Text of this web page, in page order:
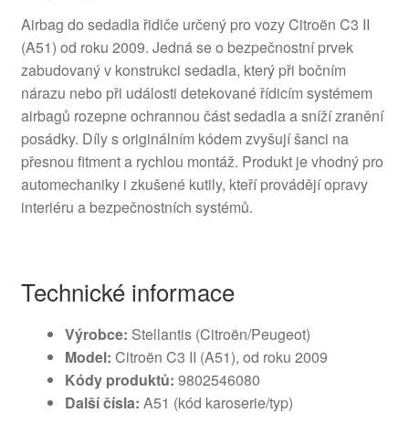
Airbag do sedadla řidiče určený pro vozy Citroën C3 II
(A51) od roku 2009. Jedná se o bezpečnostní prvek
zabudovaný v konstrukci sedadla, který při bočním
nárazu nebo při události detekované řídicím systémem
airbagů rozepne ochrannou část sedadla a sníží zranění
posádky. Díly s originálním kódem zvyšují šanci na
přesnou fitment a rychlou montáž. Produkt je vhodný pro
automechaniky i zkušené kutily, kteří provádějí opravy
interiéru a bezpečnostních systémů.
Technické informace
Výrobce: Stellantis (Citroën/Peugeot)
Model: Citroën C3 II (A51), od roku 2009
Kódy produktů: 9802546080
Další čísla: A51 (kód karoserie/typ)